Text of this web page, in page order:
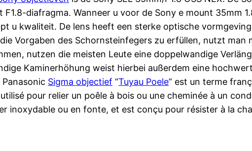
F1.8-diafragma. Wanneer u voor de Sony e mount 35mm
u kwaliteit. De lens heeft een sterke optische
Vorgaben des Schornsteinfegers zu erfüllen, nutzt
nutzen die meisten Leute eine doppelwandige
Kaminerhöhung weist hierbei außerdem eine
Panasonic Sigma objectief “Tuyau Poele” est un terme
utilisé pour relier un poêle à bois ou une cheminée à un
inoxydable ou en fonte, et est conçu pour résister à la